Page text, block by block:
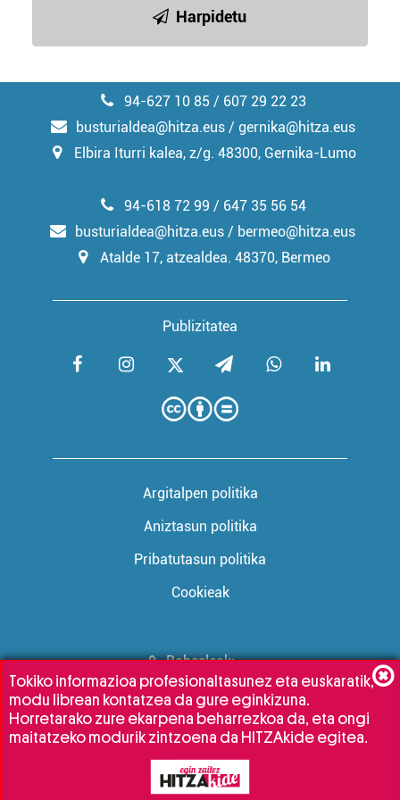
Harpidetu
94-627 10 85 / 607 29 22 23
busturialdea@hitza.eus / gernika@hitza.eus
Elbira Iturri kalea, z/g. 48300, Gernika-Lumo
Publizitatea
94-618 72 99 / 647 35 56 54
busturialdea@hitza.eus / bermeo@hitza.eus
Atalde 17, atzealdea. 48370, Bermeo
Argitalpen politika
Aniztasun politika
Pribatutasun politika
Cookieak
Babesleak:
Tokiko informazioa profesionaltasunez eta euskaratik,
modu librean kontatzea da gure eginkizuna.
Horretarako zure ekarpena beharrezkoa da, eta ongi
maitatzeko modurik zintzoena da HITZAkide egitea.